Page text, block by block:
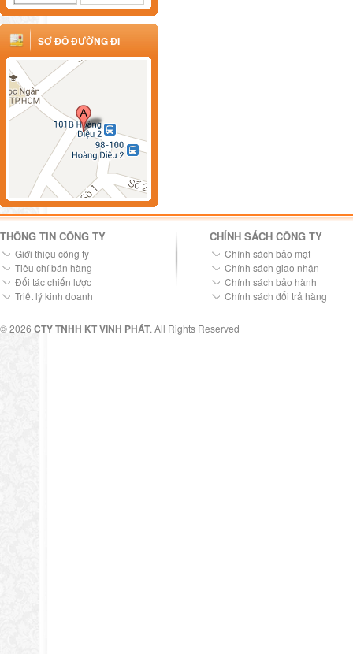
SƠ ĐỒ ĐƯỜNG ĐI
THÔNG TIN CÔNG TY
Giới thiệu công ty
Tiêu chí bán hàng
Đối tác chiến lược
Triết lý kinh doanh
CHÍNH SÁCH CÔNG TY
Chính sách bảo mật
Chính sách giao nhận
Chính sách bảo hành
Chính sách đổi trả hàng
© 2026 CTY TNHH KT VINH PHÁT. All Rights Reserved